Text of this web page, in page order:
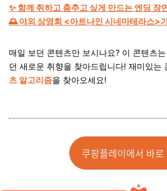
✨ 함께 취하고 춤추고 싶게 만드는 엔딩 장
🌅 야외 상영회 <아트나인 시네마테라스>
매일 보던 콘텐츠만 보시나요? 이 콘텐츠
던 새로운 취향을 찾아드립니다! 재미있는
츠 알고리즘을 찾아오세요!
쿠팡플레이에서 바로